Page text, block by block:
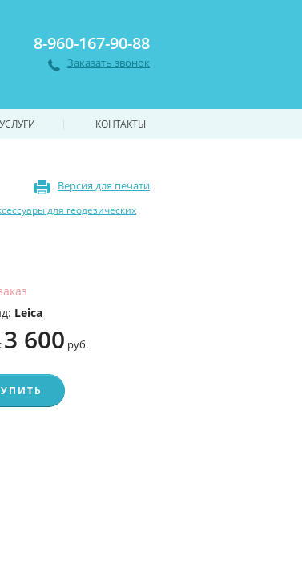
Версия для печати
для геодезических
Leica
3 600 руб.
8-960-167-90-88
Заказать звонок
УСЛУГИ | КОНТАКТЫ